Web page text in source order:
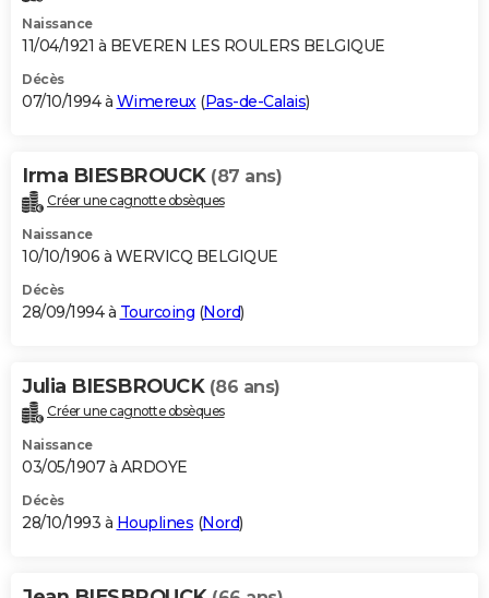
Naissance
11/04/1921 à BEVEREN LES ROULERS BELGIQUE
Décès
07/10/1994 à Wimereux(Pas-de-Calais)
Irma BIESBROUCK (87 ans)
Créer une cagnotte obsèques
Naissance
10/10/1906 à WERVICQ BELGIQUE
Décès
28/09/1994 à Tourcoing (Nord)
Julia BIESBROUCK (86 ans)
Créer une cagnotte obsèques
Naissance
03/05/1907 à ARDOYE
Décès
28/10/1993 à Houplines (Nord)